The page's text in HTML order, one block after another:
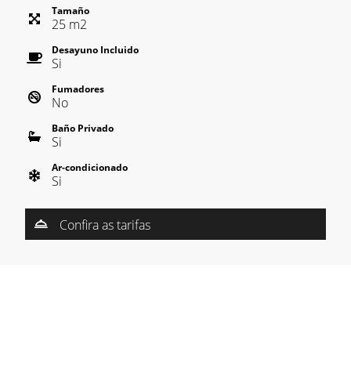
Tamaño
25 m2
Desayuno Incluido
Si
Fumadores
No
Baño Privado
Si
Ar-condicionado
Si
Confira as tarifas